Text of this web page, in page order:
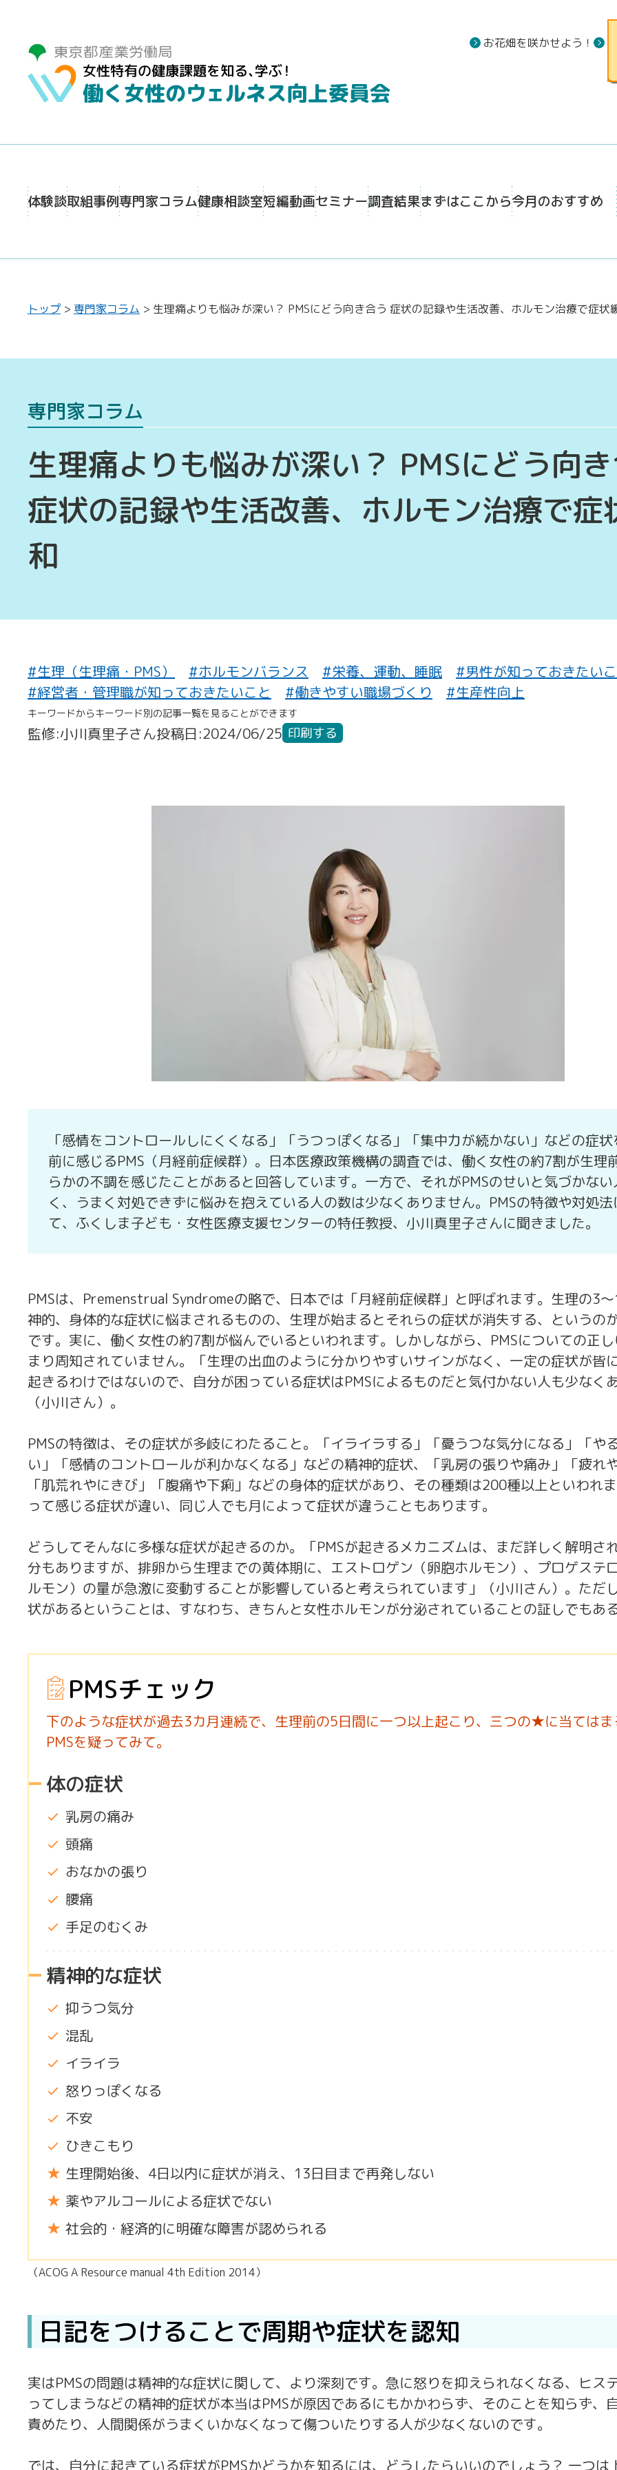
お花畑を咲かせよう！
体験談取組事例専門家コラム健康相談室短編動画セミナー調査結果まずはここから今月のおすすめ
トップ > 専門家コラム > 生理痛よりも悩みが深い？ PMSにどう向き合う 症状の記録や生活改善、ホルモン治療で症状
専門家コラム
生理痛よりも悩みが深い？ PMSにどう向
症状の記録や生活改善、ホルモン治療で症
和
#生理（生理痛・PMS） #ホルモンバランス #栄養、運動、睡眠
#男性が知っておきたい
#経営者・管理職が知っておきたいこと
#働きやすい職場づくり #生産性向上
キーワードからキーワード別の記事一覧を見ることができます
監修:小川真里子さん投稿日:2024/06/25 印刷する
「感情をコントロールしにくくなる」「うつっぽくなる」「集中力が続かない」などの症
前に感じるPMS（月経前症候群）。日本医療政策機構の調査では、働く女性の約7割が生理
らかの不調を感じたことがあると回答しています。一方で、それがPMSのせいと気づかな
く、うまく対処できずに悩みを抱えている人の数は少なくありません。PMSの特徴や対処
て、ふくしま子ども・女性医療支援センターの特任教授、小川真里子さんに聞きました。
PMSは、Premenstrual Syndromeの略で、日本では「月経前症候群」と呼ばれます。生理の3
神的、身体的な症状に悩まされるものの、生理が始まるとそれらの症状が消失する、というの
です。実に、働く女性の約7割が悩んでいるといわれます。しかしながら、PMSについての正
まり周知されていません。「生理の出血のように分かりやすいサインがなく、一定の症状が皆
起きるわけではないので、自分が困っている症状はPMSによるものだと気付かない人も少なく
（小川さん）。
PMSの特徴は、その症状が多岐にわたること。「イライラする」「憂うつな気分になる」「や
い」「感情のコントロールが利かなくなる」などの精神的症状、「乳房の張りや痛み」「疲れ
「肌荒れやにきび」「腹痛や下痢」などの身体的症状があり、その種類は200種以上といわれ
って感じる症状が違い、同じ人でも月によって症状が違うこともあります。
どうしてそんなに多様な症状が起きるのか。「PMSが起きるメカニズムは、まだ詳しく解明さ
分もありますが、排卵から生理までの黄体期に、エストロゲン（卵胞ホルモン）、プロゲステ
ルモン）の量が急激に変動することが影響していると考えられています」（小川さん）。ただ
状があるということは、すなわち、きちんと女性ホルモンが分泌されていることの証しでもあ
PMSチェック
下のような症状が過去3カ月連続で、生理前の5日間に一つ以上起こり、三つの★に当ては
PMSを疑ってみて。
体の症状
乳房の痛み
頭痛
おなかの張り
腰痛
手足のむくみ
精神的な症状
抑うつ気分
混乱
イライラ
怒りっぽくなる
不安
ひきこもり
生理開始後、4日以内に症状が消え、13日目まで再発しない
薬やアルコールによる症状でない
社会的・経済的に明確な障害が認められる
（ACOG A Resource manual 4th Edition 2014）
日記をつけることで周期や症状を認知
実はPMSの問題は精神的な症状に関して、より深刻です。急に怒りを抑えられなくなる、ヒス
ってしまうなどの精神的症状が本当はPMSが原因であるにもかかわらず、そのことを知らず、
責めたり、人間関係がうまくいかなくなって傷ついたりする人が少なくないのです。
では、自分に起きている症状がPMSかどうかを知るには、どうしたらいいのでしょう？ 一つは